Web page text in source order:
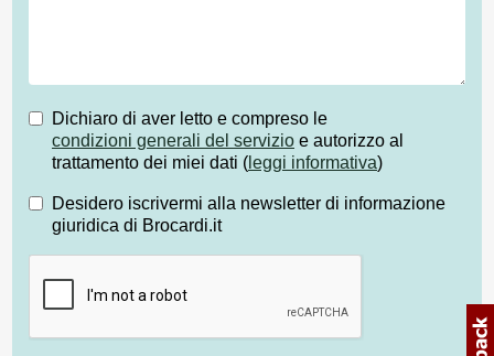
Dichiaro di aver letto e compreso le
condizioni generali del servizio e autorizzo al
trattamento dei miei dati ( leggi informativa)
Desidero iscrivermi alla newsletter di informazione
giuridica di Brocardi.it